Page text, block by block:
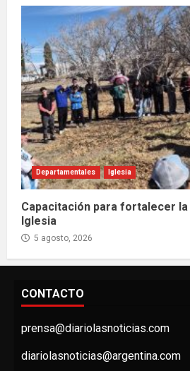
Departamentales Iglesia
Capacitación para fortalecer
Iglesia
5 agosto, 2026
CONTACTO
prensa@diariolasnoticias.com
diariolasnoticias@argentina.com